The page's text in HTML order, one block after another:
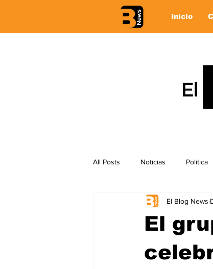
Inicio
All Posts Noticias Politica
El
El Blog News